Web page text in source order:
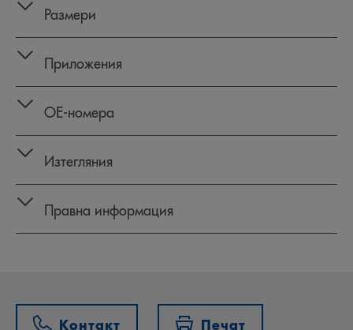
Размери
Приложения
OE‑номера
Изтегляния
Правна информация
Контакт Печат